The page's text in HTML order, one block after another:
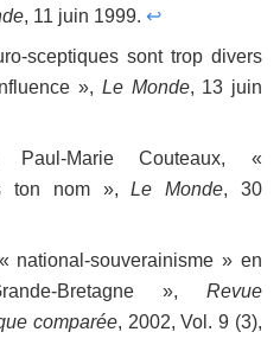
, 11 juin 1999. ↩
sceptiques sont trop divers
», Le Monde, 13 juin
Marie Couteaux, «
ton nom »,Le Monde, 30
national-souverainisme » en
Bretagne », Revue
comparée, 2002, Vol. 9 (3),